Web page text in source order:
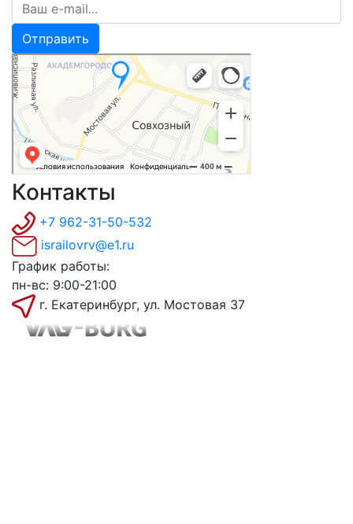
Отправить
Контакты
+7 962-31-50-532
israilovrv@e1.ru
График работы:
пн-вс: 9:00-21:00
г. Екатеринбург, ул. Мостовая 37